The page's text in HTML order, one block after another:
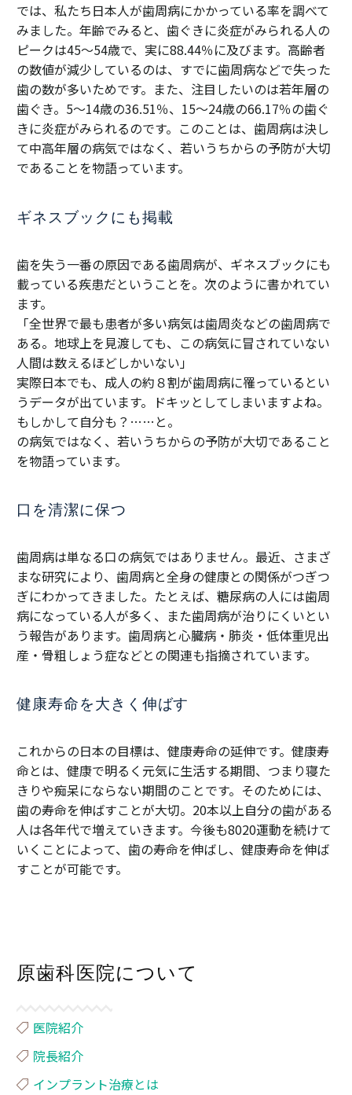
では、私たち日本人が歯周病にかかっている率を調べて
みました。年齢でみると、歯ぐきに炎症がみられる人の
ピークは45～54歳で、実に88.44％に及びます。高齢者
の数値が減少しているのは、すでに歯周病などで失った
歯の数が多いためです。また、注目したいのは若年層の
歯ぐき。5～14歳の36.51％、15～24歳の66.17％の歯ぐ
きに炎症がみられるのです。このことは、歯周病は決し
て中高年層の病気ではなく、若いうちからの予防が大切
であることを物語っています。
ギネスブックにも掲載
歯を失う一番の原因である歯周病が、ギネスブックにも
載っている疾患だということを。次のように書かれてい
ます。
「全世界で最も患者が多い病気は歯周炎などの歯周病で
ある。地球上を見渡しても、この病気に冒されていない
人間は数えるほどしかいない」
実際日本でも、成人の約８割が歯周病に罹っているとい
うデータが出ています。ドキッとしてしまいますよね。
もしかして自分も？……と。
の病気ではなく、若いうちからの予防が大切であること
を物語っています。
口を清潔に保つ
歯周病は単なる口の病気ではありません。最近、さまざ
まな研究により、歯周病と全身の健康との関係がつぎつ
ぎにわかってきました。たとえば、糖尿病の人には歯周
病になっている人が多く、また歯周病が治りにくいとい
う報告があります。歯周病と心臓病・肺炎・低体重児出
産・骨粗しょう症などとの関連も指摘されています。
健康寿命を大きく伸ばす
これからの日本の目標は、健康寿命の延伸です。健康寿
命とは、健康で明るく元気に生活する期間、つまり寝た
きりや痴呆にならない期間のことです。そのためには、
歯の寿命を伸ばすことが大切。20本以上自分の歯がある
人は各年代で増えていきます。今後も8020運動を続けて
いくことによって、歯の寿命を伸ばし、健康寿命を伸ば
すことが可能です。
原歯科医院について
医院紹介
院長紹介
インプラント治療とは